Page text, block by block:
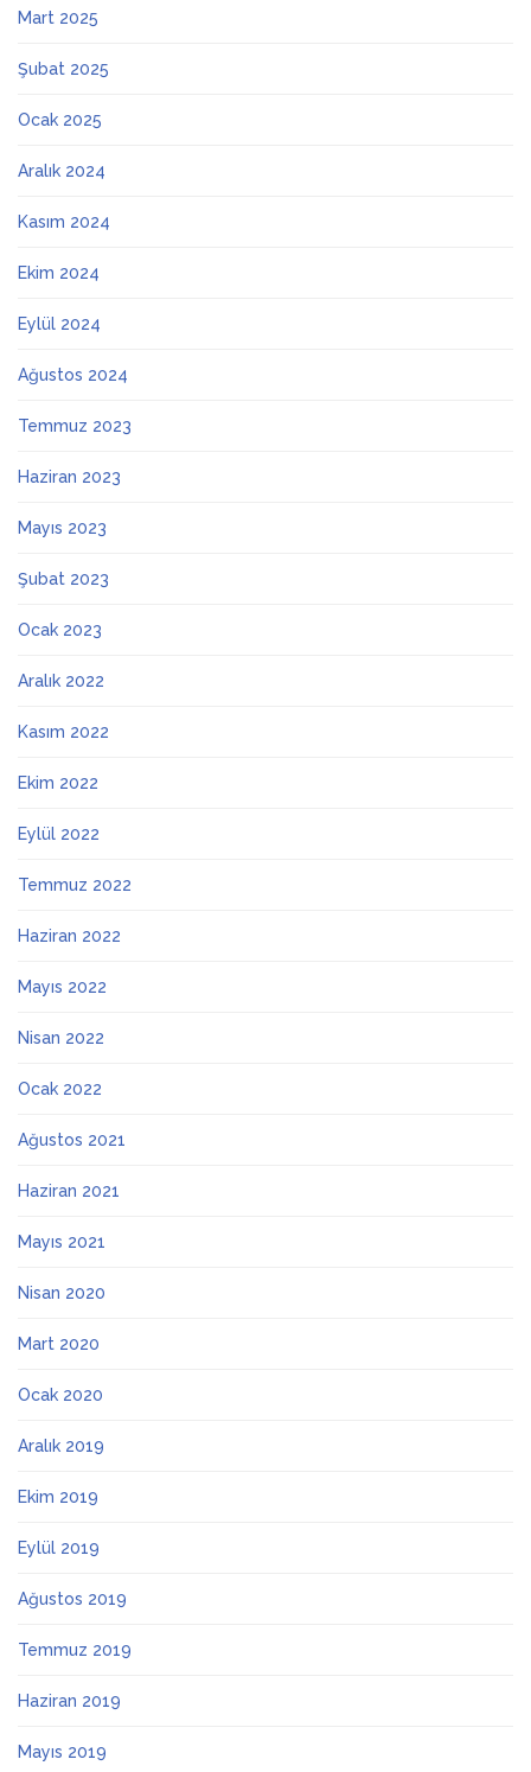
Mart 2025
Şubat 2025
Ocak 2025
Aralık 2024
Kasım 2024
Ekim 2024
Eylül 2024
Ağustos 2024
Temmuz 2023
Haziran 2023
Mayıs 2023
Şubat 2023
Ocak 2023
Aralık 2022
Kasım 2022
Ekim 2022
Eylül 2022
Temmuz 2022
Haziran 2022
Mayıs 2022
Nisan 2022
Ocak 2022
Ağustos 2021
Haziran 2021
Mayıs 2021
Nisan 2020
Mart 2020
Ocak 2020
Aralık 2019
Ekim 2019
Eylül 2019
Ağustos 2019
Temmuz 2019
Haziran 2019
Mayıs 2019